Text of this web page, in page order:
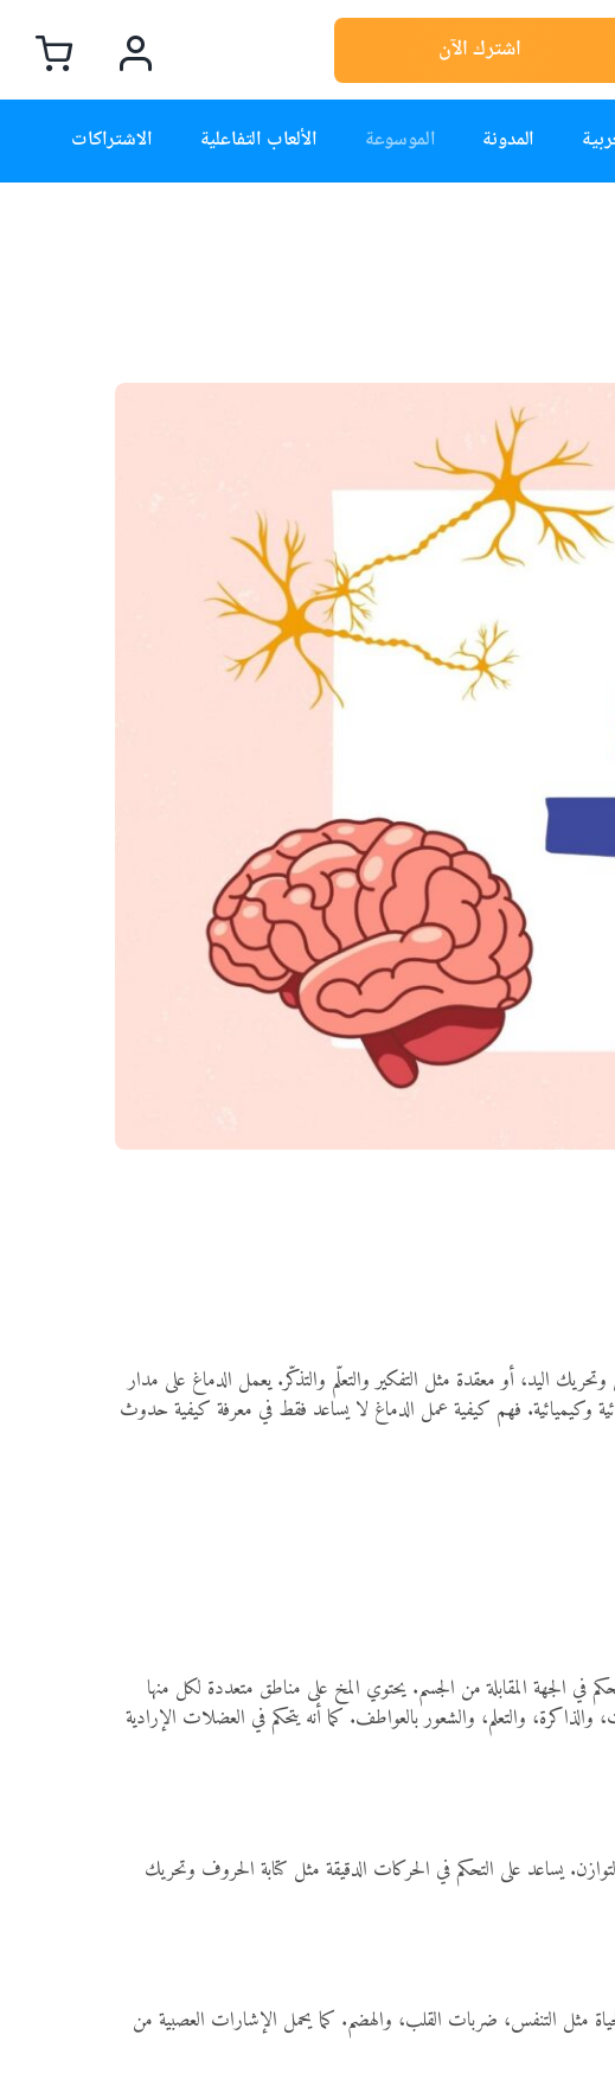
اشترك الآن
المدونة الموسوعة الألعاب التفاعلية الاشتراكات
اليد، أو معقدة مثل التفكير والتعلّم والتذكّر. يعمل الدماغ على مدار
وكيميائية. فهم كيفية عمل الدماغ لا يساعد فقط في معرفة كيفية حدوث
الجهة المقابلة من الجسم. يحتوي المخ على مناطق متعددة لكل منها
والتعلم، والشعور بالعواطف. كما أنه يتحكم في العضلات الإرادية
يساعد على التحكم في الحركات الدقيقة مثل كتابة الحروف وتحريك
مثل التنفس، ضربات القلب، والهضم. كما يحمل الإشارات العصبية من